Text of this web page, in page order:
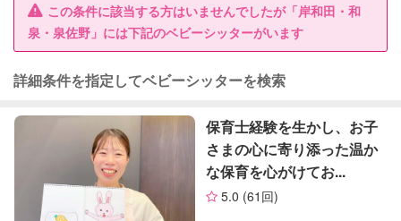
この条件に該当する方はいませんでしたが「岸和田・和
泉・泉佐野」には下記のベビーシッターがいます
詳細条件を指定してベビーシッターを検索
保育士経験を生かし、お子
さまの心に寄り添った温か
な保育を心がけてお...
5.0 (61回)